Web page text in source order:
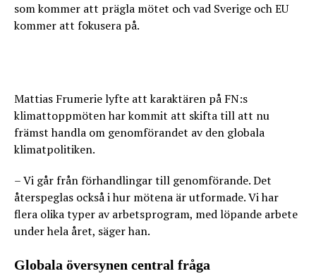
som kommer att prägla mötet och vad Sverige och EU
kommer att fokusera på.
Mattias Frumerie lyfte att karaktären på FN:s
klimattoppmöten har kommit att skifta till att nu
främst handla om genomförandet av den globala
klimatpolitiken.
– Vi går från förhandlingar till genomförande. Det
återspeglas också i hur mötena är utformade. Vi har
flera olika typer av arbetsprogram, med löpande arbete
under hela året, säger han.
Globala översynen central fråga